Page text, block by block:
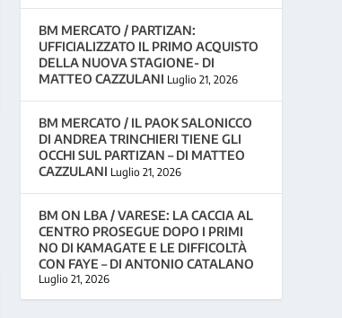
BM MERCATO / PARTIZAN:
UFFICIALIZZATO IL PRIMO ACQUISTO
DELLA NUOVA STAGIONE- DI
MATTEO CAZZULANI Luglio 21, 2026
BM MERCATO / IL PAOK SALONICCO
DI ANDREA TRINCHIERI TIENE GLI
OCCHI SUL PARTIZAN – DI MATTEO
CAZZULANI Luglio 21, 2026
BM ON LBA / VARESE: LA CACCIA AL
CENTRO PROSEGUE DOPO I PRIMI
NO DI KAMAGATE E LE DIFFICOLTÀ
CON FAYE – DI ANTONIO CATALANO
Luglio 21, 2026